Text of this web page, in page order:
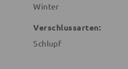
Winter
Verschlussarten:
Schlupf